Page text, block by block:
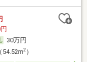
30万円
54.52m2）